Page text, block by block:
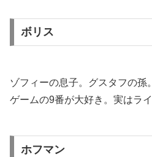
ボリス
ゾフィーの息子。グスタフの孫
ゲームの9番が大好き。実はライ
ホフマン